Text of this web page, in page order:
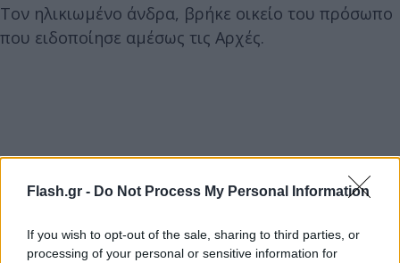
Flash.gr - Do Not Process My Personal Information
If you wish to opt-out of the sale, sharing to third parties, or
processing of your personal or sensitive information for
Τον ηλικιωμένο άνδρα, βρήκε οικείο του πρόσωπο
που ειδοποίησε αμέσως τις Αρχές.